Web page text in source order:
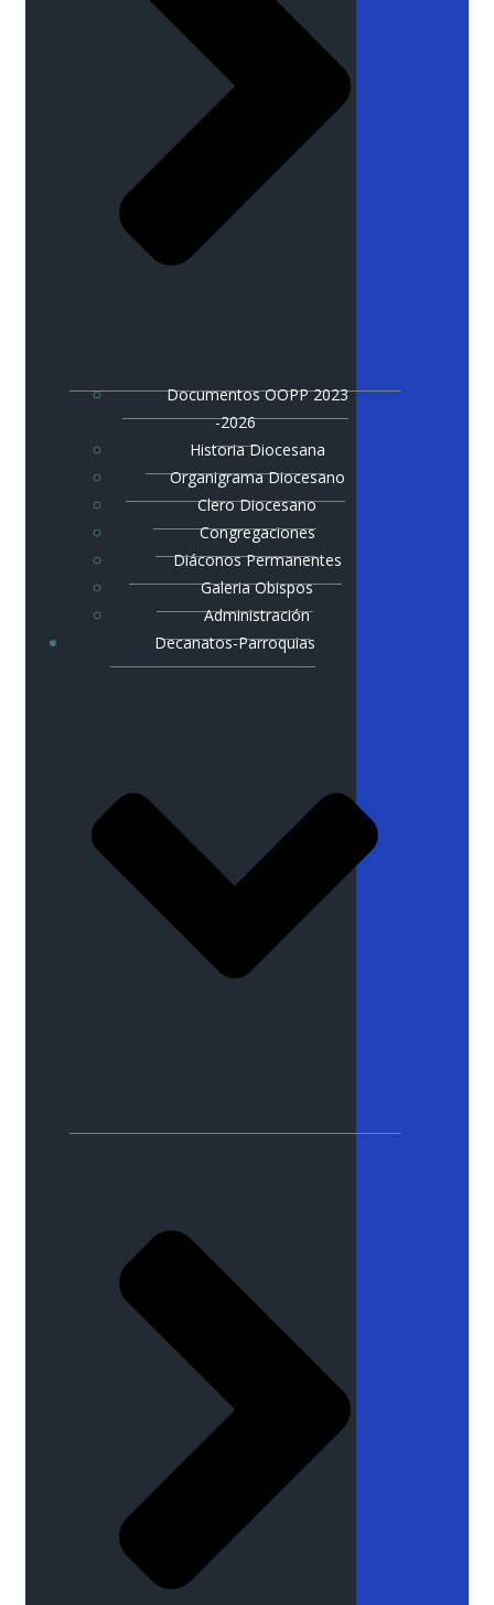
Documentos OOPP 2023
-2026
Historia Diocesana
Organigrama Diocesano
Clero Diocesano
Congregaciones
Diáconos Permanentes
Galeria Obispos
Administración
Decanatos-Parroquias